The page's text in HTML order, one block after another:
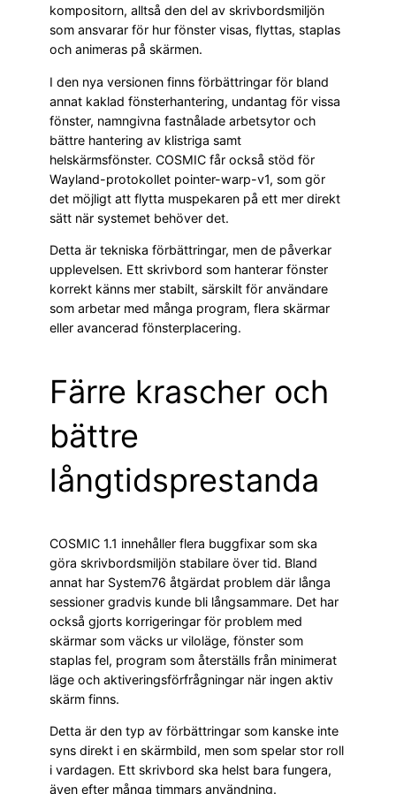
kompositorn, alltså den del av skrivbordsmiljön
som ansvarar för hur fönster visas, flyttas, staplas
och animeras på skärmen.
I den nya versionen finns förbättringar för bland
annat kaklad fönsterhantering, undantag för vissa
fönster, namngivna fastnålade arbetsytor och
bättre hantering av klistriga samt
helskärmsfönster. COSMIC får också stöd för
Wayland-protokollet pointer-warp-v1, som gör
det möjligt att flytta muspekaren på ett mer direkt
sätt när systemet behöver det.
Detta är tekniska förbättringar, men de påverkar
upplevelsen. Ett skrivbord som hanterar fönster
korrekt känns mer stabilt, särskilt för användare
som arbetar med många program, flera skärmar
eller avancerad fönsterplacering.
Färre krascher och
bättre
långtidsprestanda
COSMIC 1.1 innehåller flera buggfixar som ska
göra skrivbordsmiljön stabilare över tid. Bland
annat har System76 åtgärdat problem där långa
sessioner gradvis kunde bli långsammare. Det har
också gjorts korrigeringar för problem med
skärmar som väcks ur viloläge, fönster som
staplas fel, program som återställs från minimerat
läge och aktiveringsförfrågningar när ingen aktiv
skärm finns.
Detta är den typ av förbättringar som kanske inte
syns direkt i en skärmbild, men som spelar stor roll
i vardagen. Ett skrivbord ska helst bara fungera,
även efter många timmars användning.